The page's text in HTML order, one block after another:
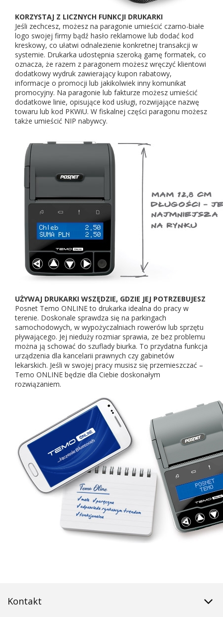
KORZYSTAJ Z LICZNYCH FUNKCJI DRUKARKI
Jeśli zechcesz, możesz na paragonie umieścić czarno-białe
logo swojej firmy bądź hasło reklamowe lub dodać kod
kreskowy, co ułatwi odnalezienie konkretnej transakcji w
systemie. Drukarka udostępnia szeroką gamę formatek, co
oznacza, że razem z paragonem możesz wręczyć klientowi
dodatkowy wydruk zawierający kupon rabatowy,
informacje o promocji lub jakikolwiek inny komunikat
promocyjny. Na paragonie lub fakturze możesz umieścić
dodatkowe linie, opisujące kod usługi, rozwijające nazwę
towaru lub kod PKWiU. W fiskalnej części paragonu możesz
także umieścić NIP nabywcy.
UŻYWAJ DRUKARKI WSZĘDZIE, GDZIE JEJ POTRZEBUJESZ
Posnet Temo ONLINE to drukarka idealna do pracy w
terenie. Doskonale sprawdza się na parkingach
samochodowych, w wypożyczalniach rowerów lub sprzętu
pływającego. Jej nieduży rozmiar sprawia, ze bez problemu
można ją schować do szuflady biurka. To przydatna funkcja
urządzenia dla kancelarii prawnych czy gabinetów
lekarskich. Jeśli w swojej pracy musisz się przemieszczać –
Temo ONLINE będzie dla Ciebie doskonałym
rozwiązaniem.
Kontakt